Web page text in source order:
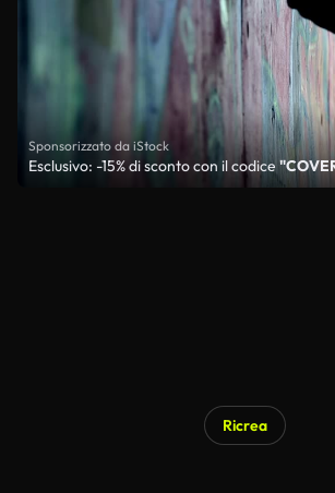
Sponsorizzato da iStock
Esclusivo: -15% di sconto con il codice
Ricrea